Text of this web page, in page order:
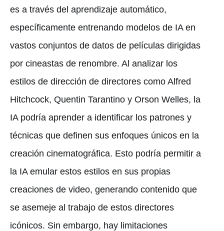
es a través del aprendizaje automático,
específicamente entrenando modelos de IA en
vastos conjuntos de datos de películas dirigidas
por cineastas de renombre. Al analizar los
estilos de dirección de directores como Alfred
Hitchcock, Quentin Tarantino y Orson Welles, la
IA podría aprender a identificar los patrones y
técnicas que definen sus enfoques únicos en la
creación cinematográfica. Esto podría permitir a
la IA emular estos estilos en sus propias
creaciones de video, generando contenido que
se asemeje al trabajo de estos directores
icónicos. Sin embargo, hay limitaciones